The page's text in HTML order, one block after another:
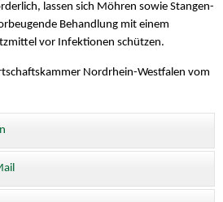
lassen sich Möhren sowie Stangen-
Behandlung mit einem
vor Infektionen schützen.
Nordrhein-Westfalen vom